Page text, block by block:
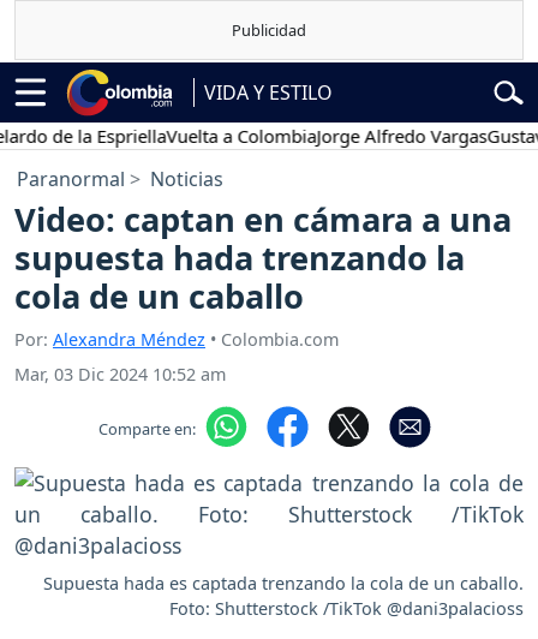
VIDA Y ESTILO
de la EspriellaVuelta a ColombiaJorge Alfredo VargasGustavo
Paranormal Noticias
Video: captan en cámara a una
supuesta hada trenzando la
cola de un caballo
Por: Alexandra Méndez • Colombia.com
Mar, 03 Dic 2024 10:52 am
Comparte en:
Supuesta hada es captada trenzando la cola de un caballo.
Foto: Shutterstock /TikTok @dani3palacioss